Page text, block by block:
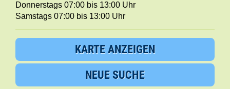
Donnerstags 07:00 bis 13:00 Uhr
Samstags 07:00 bis 13:00 Uhr
KARTE ANZEIGEN
NEUE SUCHE